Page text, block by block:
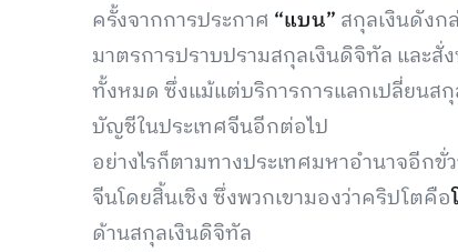
ครั้งจากการประกาศ “แบน” สกุลเงินดังก
มาตรการปราบปรามสกุลเงินดิจิทัล และ
ทั้งหมด ซึ่งแม้แต่บริการการแลกเปลี่ยนส
บัญชีในประเทศจีนอีกต่อไป
อย่างไรก็ตามทางประเทศมหาอำนาจอีก
จีนโดยสิ้นเชิง ซึ่งพวกเขามองว่าคริปโตคือ
ด้านสกุลเงินดิจิทัล